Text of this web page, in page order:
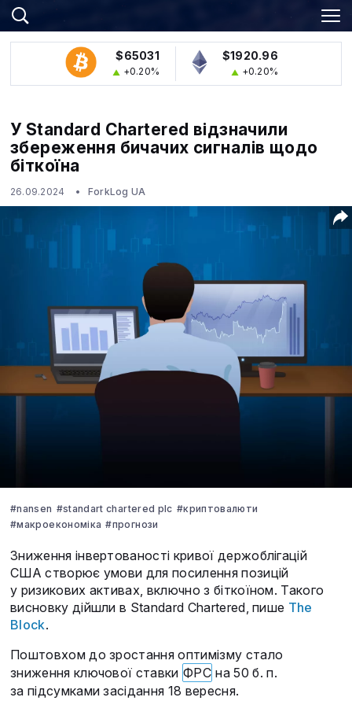
$65031
+0.20%
$1920.96
+0.20%
У Standard Chartered відзначили
збереження бичачих сигналів щодо
біткоїна
26.09.2024 ForkLog UA
#nansen #standart chartered plc #криптовалюти
#макроекономіка #прогнози
Зниження інвертованості кривої держоблігацій
США створює умови для посилення позицій
у ризикових активах, включно з біткоїном. Такого
висновку дійшли в Standard Chartered, пише The
Block.
Поштовхом до зростання оптимізму стало
зниження ключової ставки ФРС на 50 б. п.
за підсумками засідання 18 вересня.